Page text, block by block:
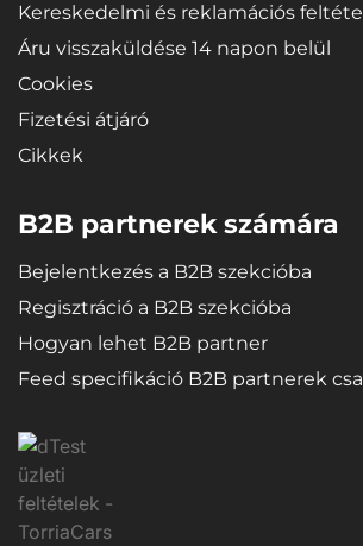
Kereskedelmi és reklamációs
Áru visszaküldése 14 napon belül
Cookies
Fizetési átjáró
Cikkek
B2B partnerek számára
Bejelentkezés a B2B szekcióba
Regisztráció a B2B szekcióba
Hogyan lehet B2B partner
Feed specifikáció B2B partnerek